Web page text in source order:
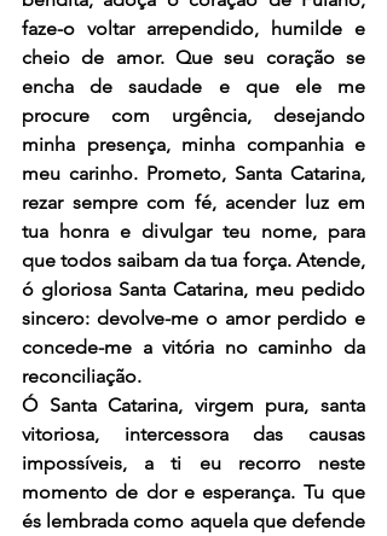
faze-o voltar arrependido, humilde e
cheio de amor. Que seu coração se
encha de saudade e que ele me
procure com urgência, desejando
minha presença, minha companhia e
meu carinho. Prometo, Santa Catarina,
rezar sempre com fé, acender luz em
tua honra e divulgar teu nome, para
que todos saibam da tua força. Atende,
ó gloriosa Santa Catarina, meu pedido
sincero: devolve-me o amor perdido e
concede-me a vitória no caminho da
reconciliação.
Ó Santa Catarina, virgem pura, santa
vitoriosa, intercessora das causas
impossíveis, a ti eu recorro neste
momento de dor e esperança. Tu que
és lembrada como aquela que defende